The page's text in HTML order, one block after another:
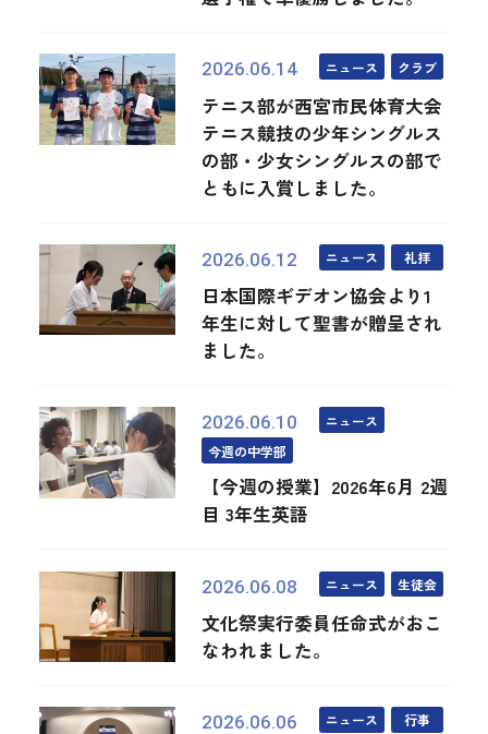
2026.06.14 ニュース クラブ
テニス部が西宮市民体育大会
テニス競技の少年シングルス
の部・少女シングルスの部で
ともに入賞しました。
2026.06.12 ニュース 礼拝
日本国際ギデオン協会より1
年生に対して聖書が贈呈され
ました。
2026.06.10
ニュース
今週の中学部
【今週の授業】2026年6月 2週
目 3年生英語
2026.06.08 ニュース 生徒会
文化祭実行委員任命式がおこ
なわれました。
2026.06.06 ニュース 行事